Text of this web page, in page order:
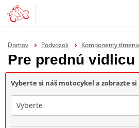
Domov Podvozok Komponenty
Pre prednú vidlicu
Vyberte si náš motocykel a zobrazte
Vyberte